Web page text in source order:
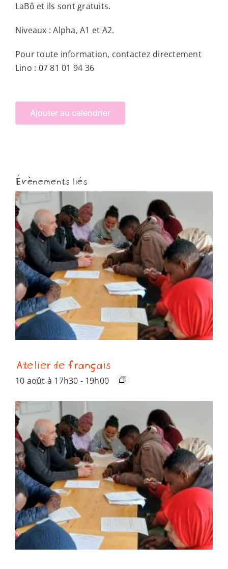
LaBô et ils sont gratuits.
Niveaux : Alpha, A1 et A2.
Pour toute information, contactez directement
Lino : 07 81 01 94 36
Ajouter au calendrier
Évènements liés
Atelier de français
10 août à 17h30 - 19h00